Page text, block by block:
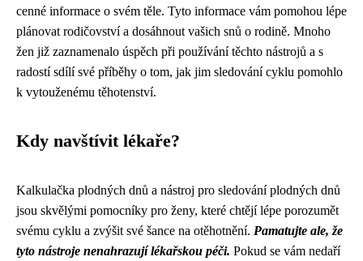
cenné informace o svém těle. Tyto informace vám pomohou lépe
plánovat rodičovství a dosáhnout vašich snů o rodině. Mnoho
žen již zaznamenalo úspěch při používání těchto nástrojů a s
radostí sdílí své příběhy o tom, jak jim sledování cyklu pomohlo
k vytouženému těhotenství.
Kdy navštívit lékaře?
Kalkulačka plodných dnů a nástroj pro sledování plodných dnů
jsou skvělými pomocníky pro ženy, které chtějí lépe porozumět
svému cyklu a zvýšit své šance na otěhotnění. Pamatujte ale, že
tyto nástroje nenahrazují lékařskou péči. Pokud se vám nedaří